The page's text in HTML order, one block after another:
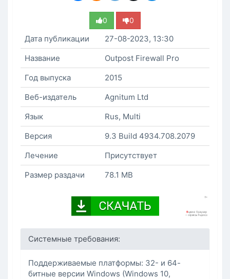
0 0
Дата публикации
27-08-2023, 13:30
Название
Outpost Firewall Pro
Год выпуска
2015
Веб-издатель
Agnitum Ltd
Язык
Rus, Multi
Версия
9.3 Build 4934.708.2079
Лечение
Присутствует
Размер раздачи
78.1 MB
Системные требования:
Поддерживаемые платформы: 32- и 64-
битные версии Windows (Windows 10,